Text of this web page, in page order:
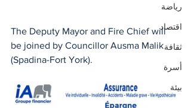
رياضة
اقتصاد
ثقافة
أسرة
بيئة
The Deputy Mayor and Fire Chief will
be joined by Councillor Ausma Malik
(Spadina-Fort York).